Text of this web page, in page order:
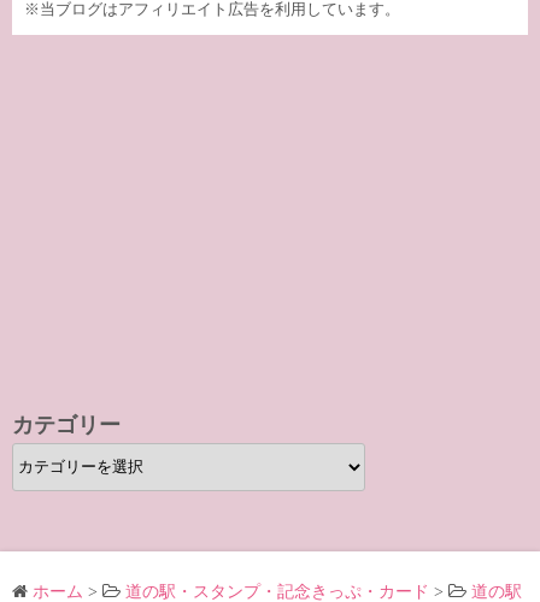
※当ブログはアフィリエイト広告を利用しています。
カテゴリー
カ
テ
リ
ー ホーム > 道の駅・スタンプ・記念きっぷ・カード >
道の駅